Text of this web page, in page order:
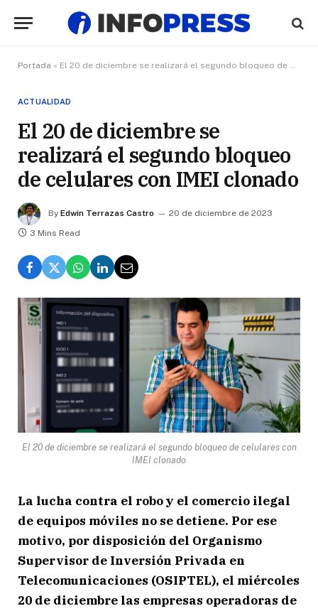
Portada » El 20 de diciembre se realizará el segundo bloqueo de celulares con IMEI clonado
ACTUALIDAD
El 20 de diciembre se
realizará el segundo bloqueo
de celulares con IMEI clonado
By Edwin Terrazas Castro
20 de diciembre de 2023
3 Mins Read
El 20 de diciembre se realizará el segundo bloqueo de celulares con
IMEI clonado
La lucha contra el robo y el comercio ilegal
de equipos móviles no se detiene. Por ese
motivo, por disposición del Organismo
Supervisor de Inversión Privada en
Telecomunicaciones (OSIPTEL), el miércoles
20 de diciembre las empresas operadoras de